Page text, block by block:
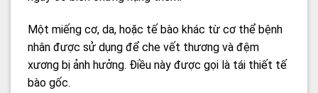
Một miếng cơ, da, hoặc tế bào khác từ cơ thể bệnh
nhân được sử dụng để che vết thương và đệm
xương bị ảnh hưởng. Điều này được gọi là tái thiết tế
bào gốc.